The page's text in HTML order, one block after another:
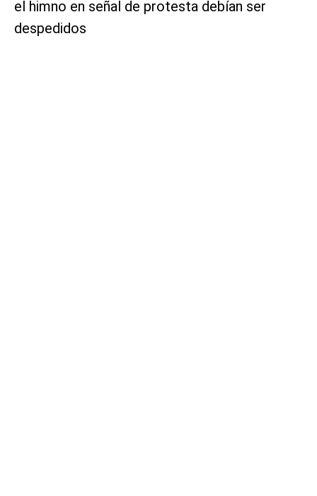
el himno en señal de protesta debían ser
despedidos